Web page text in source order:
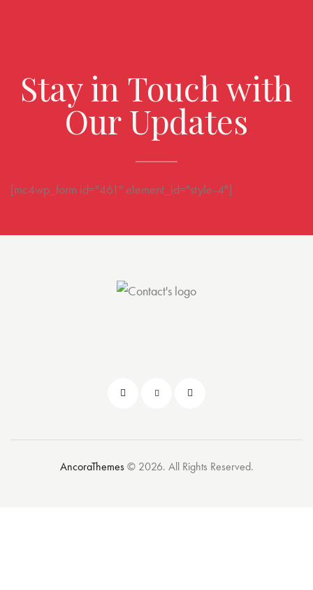
Stay in Touch with
Our Updates
[mc4wp_form id="461" element_id="style-4"]
AncoraThemes© 2026. All Rights Reserved.